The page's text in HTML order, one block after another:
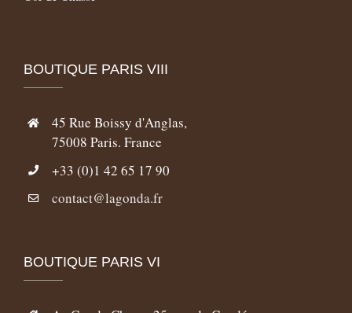
BOUTIQUE PARIS VIII
45 Rue Boissy d'Anglas,
75008 Paris. France
+33 (0)1 42 65 17 90
contact@lagonda.fr
BOUTIQUE PARIS VI